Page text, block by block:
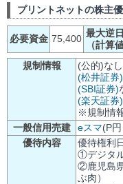
プリントネットの株主
必要資金 75,400 最大逆
（計算値
規制情報
(公的)なし
(松井証券)
(SBI証券)
(楽天証券)
※規制情
一般信用売建
eスマ(P
優待内容
優待権利
①デジタ
②鹿児島
ぶ肉）